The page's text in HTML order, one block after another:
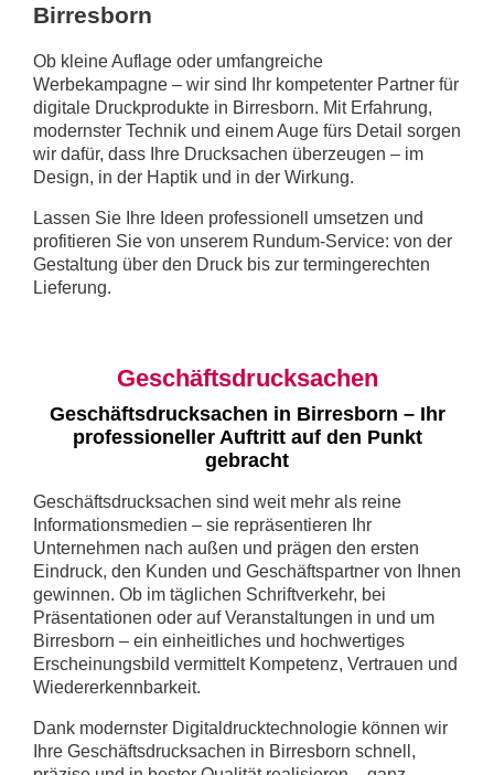
Birresborn
Ob kleine Auflage oder umfangreiche
Werbekampagne – wir sind Ihr kompetenter Partner für
digitale Druckprodukte in Birresborn. Mit Erfahrung,
modernster Technik und einem Auge fürs Detail sorgen
wir dafür, dass Ihre Drucksachen überzeugen – im
Design, in der Haptik und in der Wirkung.
Lassen Sie Ihre Ideen professionell umsetzen und
profitieren Sie von unserem Rundum-Service: von der
Gestaltung über den Druck bis zur termingerechten
Lieferung.
Geschäftsdrucksachen
Geschäftsdrucksachen in Birresborn – Ihr
professioneller Auftritt auf den Punkt
gebracht
Geschäftsdrucksachen sind weit mehr als reine
Informationsmedien – sie repräsentieren Ihr
Unternehmen nach außen und prägen den ersten
Eindruck, den Kunden und Geschäftspartner von Ihnen
gewinnen. Ob im täglichen Schriftverkehr, bei
Präsentationen oder auf Veranstaltungen in und um
Birresborn – ein einheitliches und hochwertiges
Erscheinungsbild vermittelt Kompetenz, Vertrauen und
Wiedererkennbarkeit.
Dank modernster Digitaldrucktechnologie können wir
Ihre Geschäftsdrucksachen in Birresborn schnell,